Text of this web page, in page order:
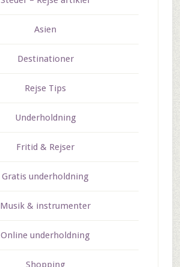
Asien
Destinationer
Rejse Tips
Underholdning
Fritid & Rejser
Gratis underholdning
Musik & instrumenter
Online underholdning
Shopping